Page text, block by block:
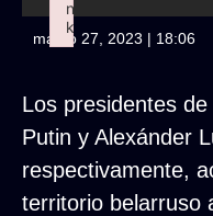
marzo 27, 2023 | 18:06
Los presidentes
Putin y Alexánder
respectivamente,
territorio belarruso
n
k
Failed to initialize